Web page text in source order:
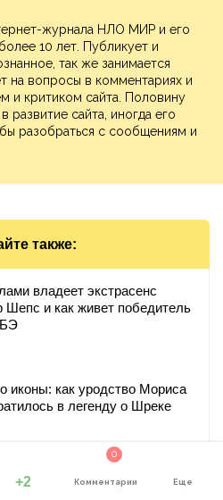
журнала НЛО МИР и его
10 лет. Публикует и
так же занимается
на вопросы в комментариях и
и критиком сайта. Половину
развитие сайта, иногда его
разобраться с сообщениям и
также:
владеет экстрасенс
Шепс и как живет победитель
БЭ
иконы: как уродство Мориса
в легенду о Шреке
— непобеждённый
+2 Комментарии
0
Еще